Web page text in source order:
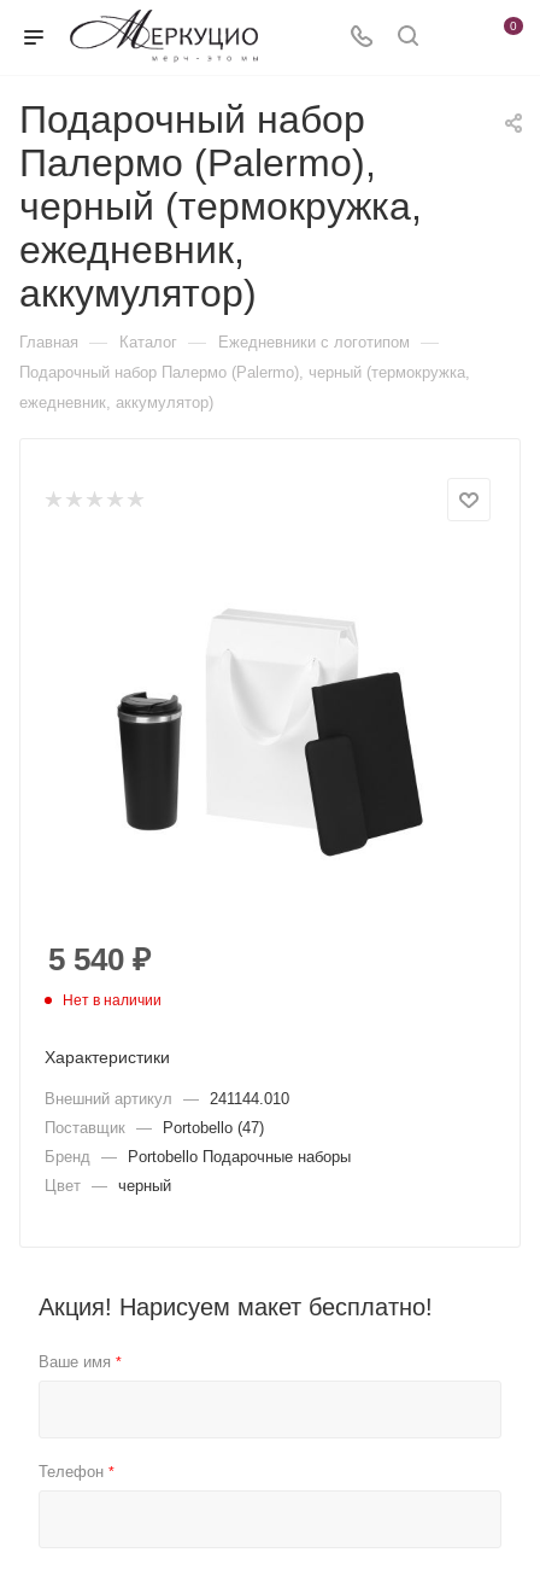
0
Подарочный набор
Палермо (Palermo),
черный (термокружка,
ежедневник,
аккумулятор)
Главная — Каталог — Ежедневники c логотипом —
Подарочный набор Палермо (Palermo), черный (термокружка,
ежедневник, аккумулятор)
5 540 ₽
Нет в наличии
Характеристики
Внешний артикул —
241144.010
Поставщик —
Portobello (47)
Бренд
—
Portobello Подарочные наборы
Цвет — черный
Акция! Нарисуем макет бесплатно!
Ваше имя *
Телефон *